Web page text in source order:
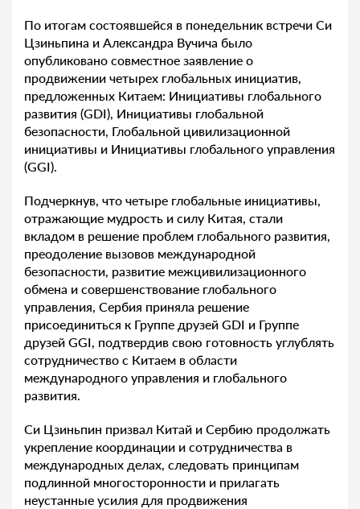
По итогам состоявшейся в понедельник встречи Си
Цзиньпина и Александра Вучича было
опубликовано совместное заявление о
продвижении четырех глобальных инициатив,
предложенных Китаем: Инициативы глобального
развития (GDI), Инициативы глобальной
безопасности, Глобальной цивилизационной
инициативы и Инициативы глобального управления
(GGI).
Подчеркнув, что четыре глобальные инициативы,
отражающие мудрость и силу Китая, стали
вкладом в решение проблем глобального развития,
преодоление вызовов международной
безопасности, развитие межцивилизационного
обмена и совершенствование глобального
управления, Сербия приняла решение
присоединиться к Группе друзей GDI и Группе
друзей GGI, подтвердив свою готовность углублять
сотрудничество с Китаем в области
международного управления и глобального
развития.
Си Цзиньпин призвал Китай и Сербию продолжать
укрепление координации и сотрудничества в
международных делах, следовать принципам
подлинной многосторонности и прилагать
неустанные усилия для продвижения